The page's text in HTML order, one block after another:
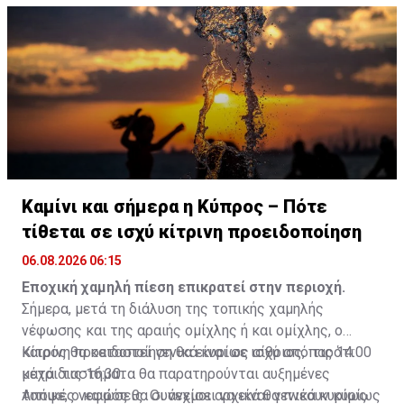
δράση, με σκοπό την αύξηση του αισθήματος
ασφάλειας των πολιτών/την προστασία των πολιτών
και τη διασφάλιση της δημόσιας τάξης.
Καμίνι και σήμερα η Κύπρος – Πότε
τίθεται σε ισχύ κίτρινη προειδοποίηση
06.08.2026 06:15
Εποχική χαμηλή πίεση επικρατεί στην περιοχή.
Σήμερα, μετά τη διάλυση της τοπικής χαμηλής
νέφωσης και της αραιής ομίχλης ή και ομίχλης, ο
καιρός θα καταστεί γενικά κυρίως αίθριος, παρότι
κατά διαστήματα θα παρατηρούνται αυξημένες
τοπικές νεφώσεις. Οι άνεμοι αρχικά θα πνέουν κυρίως
Κίτρινη προειδοποίηση θα είναι σε ισχύ από τις 14:00
μέχρι τις 16:30.
Απόψε, ο καιρός θα συνεχίσει να είναι γενικά κυρίως